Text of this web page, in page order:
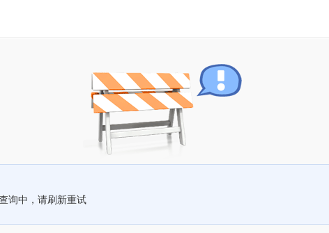
询中，请刷新重试